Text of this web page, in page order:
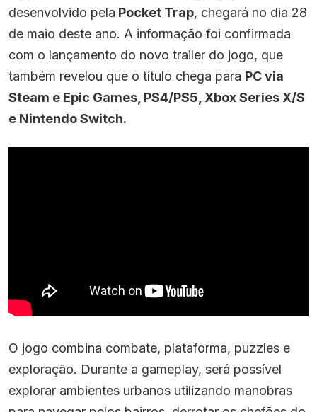
desenvolvido pela Pocket Trap, chegará no dia 28
de maio deste ano. A informação foi confirmada
com o lançamento do novo trailer do jogo, que
também revelou que o título chega para PC via
Steam e Epic Games, PS4/PS5, Xbox Series X/S
e Nintendo Switch.
O jogo combina combate, plataforma, puzzles e
exploração. Durante a gameplay, será possível
explorar ambientes urbanos utilizando manobras